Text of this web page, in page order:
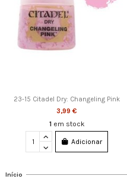
23-15 Citadel Dry: Changeling Pink
3,99 €
1 em stock
Adicionar
Início